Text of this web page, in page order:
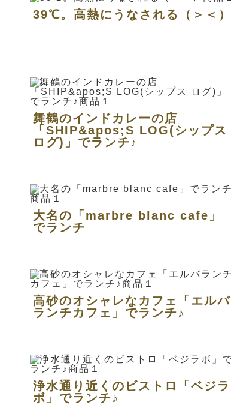
39℃。高熱にうなされる（＞＜）
舞鶴のインドカレーの店
「SHIP&apos;S LOG(シップス
ログ)」でランチ♪
大名の「marbre blanc cafe」
でランチ
高砂のオシャレなカフェ「エルバ
ランチカフェ」でランチ♪
浄水通り近くのビストロ「ベジラ
ボ」でランチ♪